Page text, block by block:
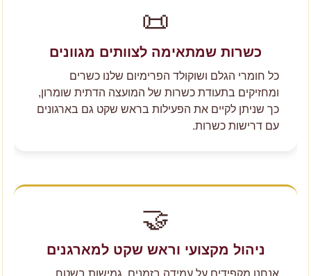
📜
כשרות שמתאימה לצוותים מגוונים
כל חומרי הגלם ושוקולד הפרימיום שלנו כשרים
ומחזיקים בתעודת כשרות של המועצה הדתית שומרון,
כך שניתן לקיים את הפעילות בראש שקט גם בארגונים
עם דרישות כשרות.
🤝
ניהול מקצועי וראש שקט למארגנים
אנחנו מקפידים על עמידה בזמנים, גמישות בשטח